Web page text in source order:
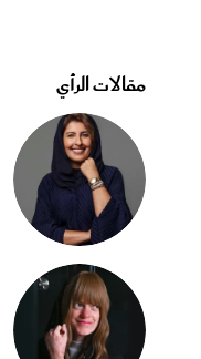
مقالات الرأي